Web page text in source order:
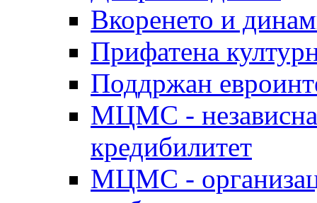
Вкоренето и
Прифатена
Поддржан
МЦМС - независна
кредибилитет
МЦМС -